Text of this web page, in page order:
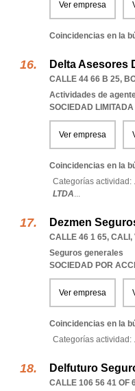
Ver empresa
Coincidencias en la
Delta Asesores
CALLE 44 66 B 25,
Actividades de
SOCIEDAD LIMITADA
Ver empresa
Coincidencias en la
Categorías actividad:
LTDA...
Dezmen
CALLE 46 1 65, CALI ,
Seguros generales
SOCIEDAD POR
Ver empresa
Coincidencias en la
Categorías actividad:
Delfuturo
CALLE 106 56 41 OF